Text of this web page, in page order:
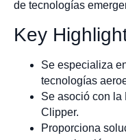
de tecnologías
Key
Se especializa
tecnologías
Se asoció con la
Clipper.
Proporciona